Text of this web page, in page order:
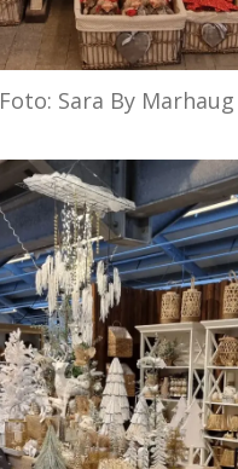
Foto: Sara By Marhaug